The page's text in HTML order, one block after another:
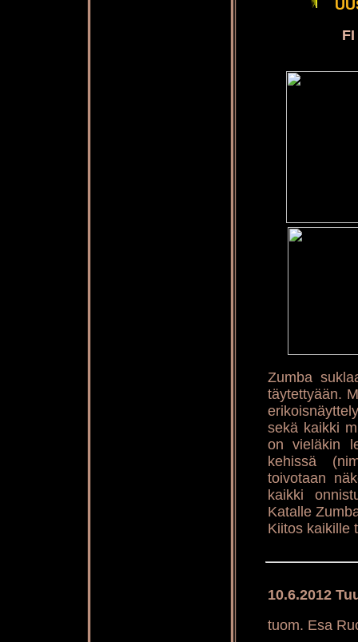
Zumba
täytettyään.
sekä kaikki
on vieläkin
kehissä
toivotaan
kaikki
Katalle
Kiitos kaikille
10.6.2012
tuom. Esa